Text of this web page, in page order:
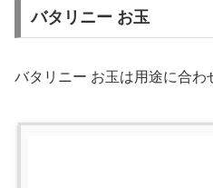
バタリニー お玉
バタリニー お玉は用途に合わ